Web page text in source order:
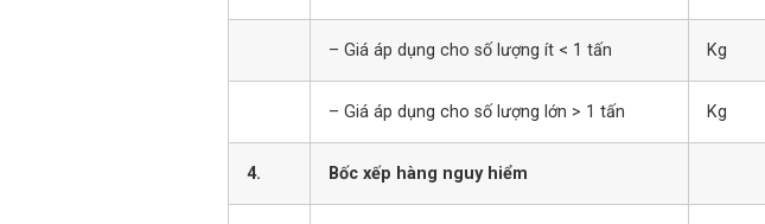
– Giá áp dụng cho số lượng ít < 1 tấn Kg
– Giá áp dụng cho số lượng lớn > 1 tấn Kg
4. Bốc xếp hàng nguy hiểm